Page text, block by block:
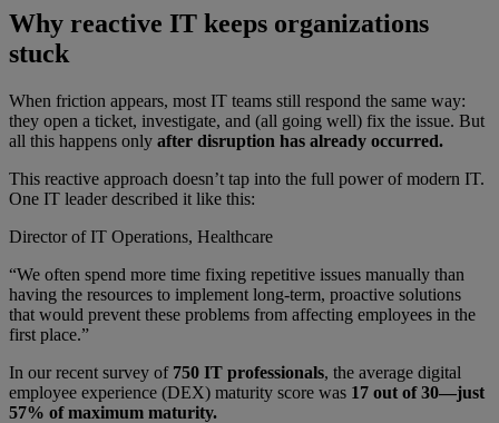
Why reactive IT keeps organizations
stuck
When friction appears, most IT teams still respond the same way:
they open a ticket, investigate, and (all going well) fix the issue. But
all this happens only after disruption has already occurred.
This reactive approach doesn’t tap into the full power of modern IT.
One IT leader described it like this:
Director of IT Operations, Healthcare
“We often spend more time fixing repetitive issues manually than
having the resources to implement long-term, proactive solutions
that would prevent these problems from affecting employees in the
first place.”
In our recent survey of 750 IT professionals, the average digital
employee experience (DEX) maturity score was 17 out of 30—just
57% of maximum maturity.